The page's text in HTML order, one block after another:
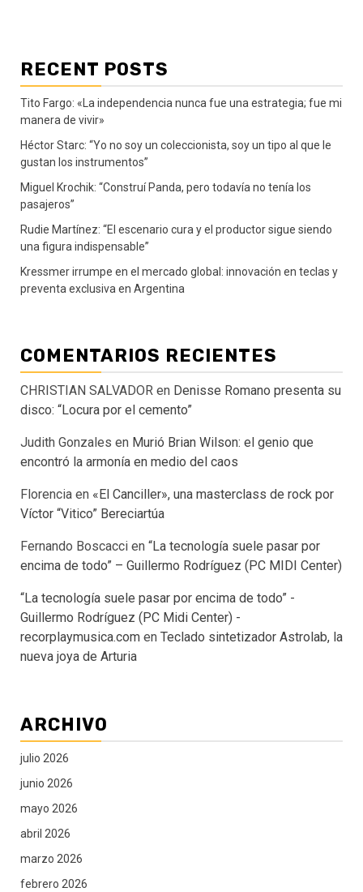
RECENT POSTS
Tito Fargo: «La independencia nunca fue una estrategia; fue mi
manera de vivir»
Héctor Starc: “Yo no soy un coleccionista, soy un tipo al que le
gustan los instrumentos”
Miguel Krochik: “Construí Panda, pero todavía no tenía los
pasajeros”
Rudie Martínez: “El escenario cura y el productor sigue siendo
una figura indispensable”
Kressmer irrumpe en el mercado global: innovación en teclas y
preventa exclusiva en Argentina
COMENTARIOS RECIENTES
CHRISTIAN SALVADOR en Denisse Romano presenta su
disco: “Locura por el cemento”
Judith Gonzales en Murió Brian Wilson: el genio que
encontró la armonía en medio del caos
Florencia en «El Canciller», una masterclass de rock por
Víctor “Vitico” Bereciartúa
Fernando Boscacci en “La tecnología suele pasar por
encima de todo” – Guillermo Rodríguez (PC MIDI Center)
“La tecnología suele pasar por encima de todo” -
Guillermo Rodríguez (PC Midi Center) -
recorplaymusica.com en Teclado sintetizador Astrolab, la
nueva joya de Arturia
ARCHIVO
julio 2026
junio 2026
mayo 2026
abril 2026
marzo 2026
febrero 2026